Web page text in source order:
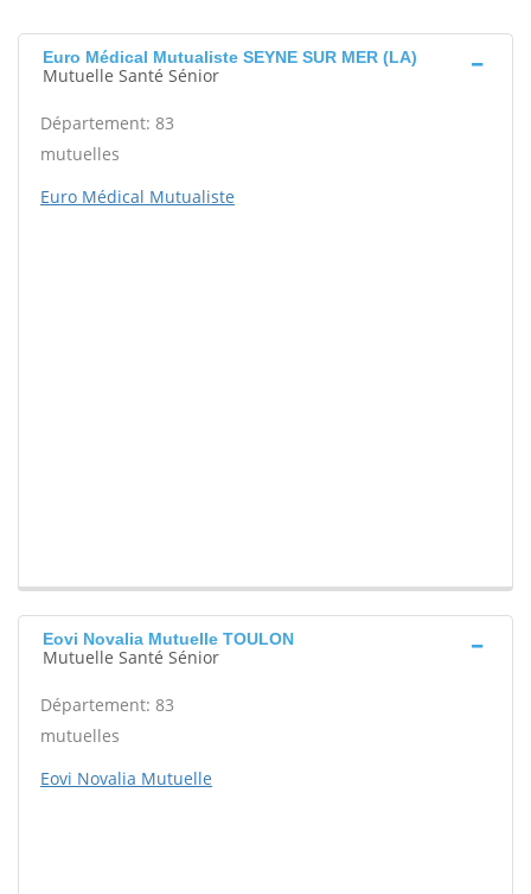
Euro Médical Mutualiste SEYNE SUR MER (LA)
Mutuelle Santé Sénior
Département: 83
mutuelles
Euro Médical Mutualiste
Eovi Novalia Mutuelle TOULON
Mutuelle Santé Sénior
Département: 83
mutuelles
Eovi Novalia Mutuelle